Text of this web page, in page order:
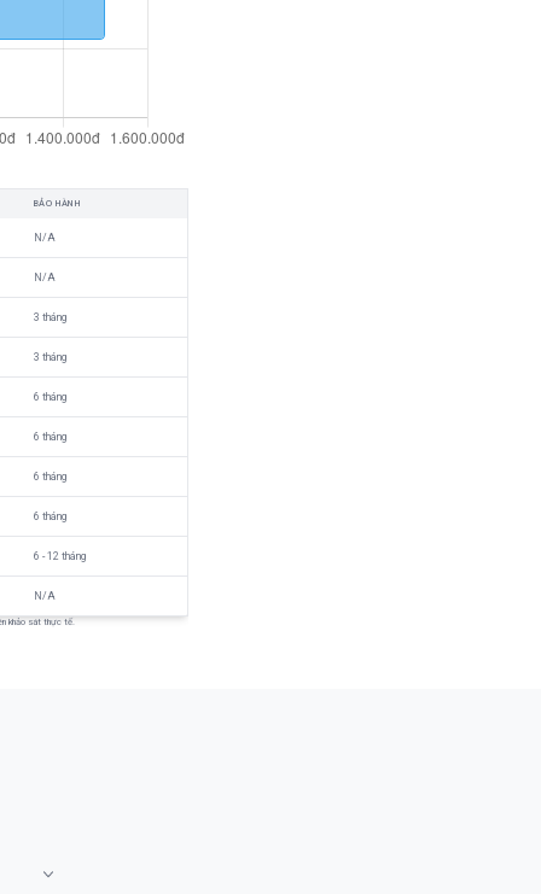
BẢO HÀNH
N/A
N/A
3 tháng
3 tháng
6 tháng
6 tháng
6 tháng
6 tháng
6 - 12 tháng
N/A
khảo sát thực tế.